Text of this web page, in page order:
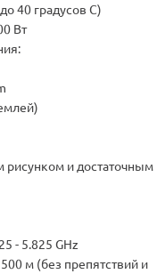
40 градусов C)
Вт
рисунком и достаточным
- 5.825 GHz
м (без препятствий и